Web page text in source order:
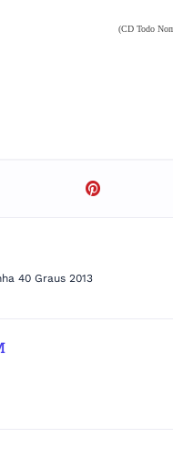
(CD Todo
40 Graus 2013